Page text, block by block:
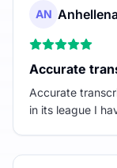
AN
Accurate
Accurate
in its league I